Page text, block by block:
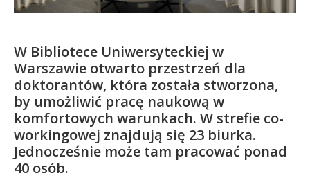
W Bibliotece Uniwersyteckiej w
Warszawie otwarto przestrzeń dla
doktorantów, która została stworzona,
by umożliwić pracę naukową w
komfortowych warunkach. W strefie co-
workingowej znajdują się 23 biurka.
Jednocześnie może tam pracować ponad
40 osób.